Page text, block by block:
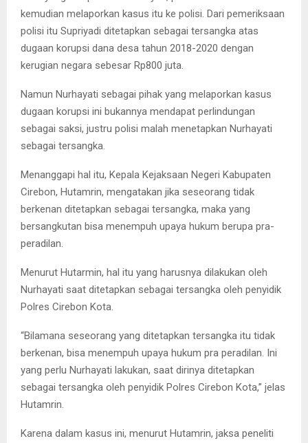
kemudian melaporkan kasus itu ke polisi. Dari pemeriksaan
polisi itu Supriyadi ditetapkan sebagai tersangka atas
dugaan korupsi dana desa tahun 2018-2020 dengan
kerugian negara sebesar Rp800 juta.
Namun Nurhayati sebagai pihak yang melaporkan kasus
dugaan korupsi ini bukannya mendapat perlindungan
sebagai saksi, justru polisi malah menetapkan Nurhayati
sebagai tersangka.
Menanggapi hal itu, Kepala Kejaksaan Negeri Kabupaten
Cirebon, Hutamrin, mengatakan jika seseorang tidak
berkenan ditetapkan sebagai tersangka, maka yang
bersangkutan bisa menempuh upaya hukum berupa pra-
peradilan.
Menurut Hutarmin, hal itu yang harusnya dilakukan oleh
Nurhayati saat ditetapkan sebagai tersangka oleh penyidik
Polres Cirebon Kota.
“Bilamana seseorang yang ditetapkan tersangka itu tidak
berkenan, bisa menempuh upaya hukum pra peradilan. Ini
yang perlu Nurhayati lakukan, saat dirinya ditetapkan
sebagai tersangka oleh penyidik Polres Cirebon Kota,” jelas
Hutamrin.
Karena dalam kasus ini, menurut Hutamrin, jaksa peneliti